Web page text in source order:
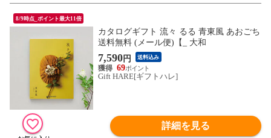
8/9時点_ポイント最大11倍
カタログギフト 流々 るる 青東風 あおごち
送料無料 (メール便)【_ 大和
7,590円 送料込み
69
Gift HARE[ギフトハレ]
詳細を見る